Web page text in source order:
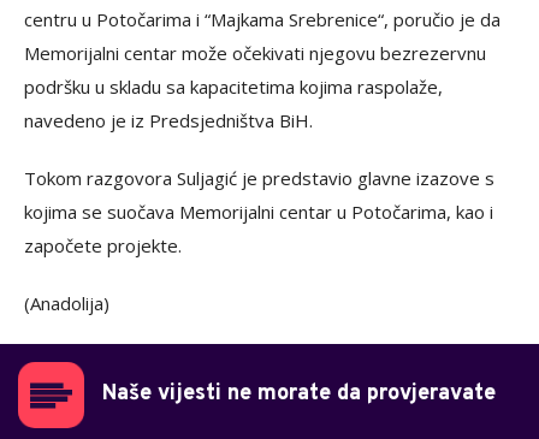
centru u Potočarima i “Majkama Srebrenice“, poručio je da
Memorijalni centar može očekivati njegovu bezrezervnu
podršku u skladu sa kapacitetima kojima raspolaže,
navedeno je iz Predsjedništva BiH.
Tokom razgovora Suljagić je predstavio glavne izazove s
kojima se suočava Memorijalni centar u Potočarima, kao i
započete projekte.
(Anadolija)
Naše vijesti ne morate da provjeravate